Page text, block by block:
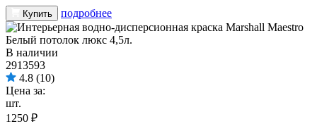
Купить подробнее
В наличии
2913593
4.8 (10)
Цена за:
шт.
1250 ₽